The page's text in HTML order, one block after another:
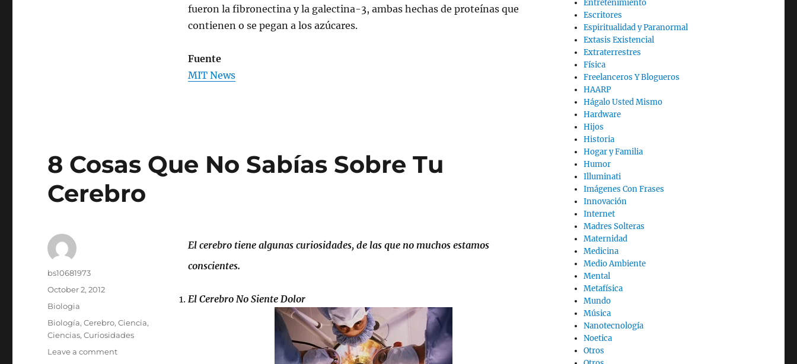
fueron la fibronectina y la galectina-3, ambas hechas de proteínas que
contienen o se pegan a los azúcares.
Fuente
MIT News
8 Cosas Que No Sabías Sobre Tu
Cerebro
El cerebro tiene algunas curiosidades, de las que no muchos estamos
conscientes.
El Cerebro No Siente Dolor
Author
bs10681973
Posted
on
October 2, 2012
Categories
Biologia
Tags
Biología,Cerebro,Ciencia,
Ciencias,Curiosidades
Leave a commenton
Entretenimiento
Escritores
Espiritualidad y Paranormal
Extasis Existencial
Extraterrestres
Física
Freelanceros Y Blogueros
HAARP
Hágalo Usted Mismo
Hardware
Hijos
Historia
Hogar y Familia
Humor
Illuminati
Imágenes Con Frases
Innovación
Internet
Madres Solteras
Maternidad
Medicina
Medio Ambiente
Mental
Metafísica
Mundo
Música
Nanotecnología
Noetica
Otros